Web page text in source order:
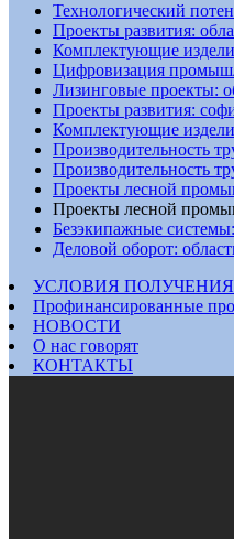
Технологический
Проекты развития:
Комплектующие
Цифровизация
Лизинговые проекты:
Проекты развития:
Комплектующие
Производительность
Производительность
Проекты лесной
Проекты лесной
Безэкипажные
Деловой оборот:
УСЛОВИЯ ПОЛУЧЕНИЯ
Профинансированные
НОВОСТИ
О нас говорят
КОНТАКТЫ